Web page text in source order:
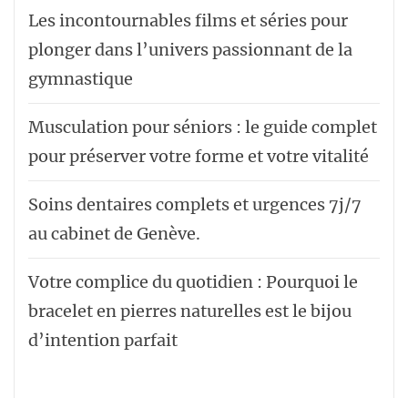
Les incontournables films et séries pour
plonger dans l’univers passionnant de la
gymnastique
Musculation pour séniors : le guide complet
pour préserver votre forme et votre vitalité
Soins dentaires complets et urgences 7j/7
au cabinet de Genève.
Votre complice du quotidien : Pourquoi le
bracelet en pierres naturelles est le bijou
d’intention parfait